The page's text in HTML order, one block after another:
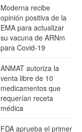
Moderna recibe
opinión positiva de la
EMA para actualizar
su vacuna de ARNm
para Covid-19
ANMAT autoriza la
venta libre de 10
medicamentos que
requerían receta
médica
FDA aprueba el primer